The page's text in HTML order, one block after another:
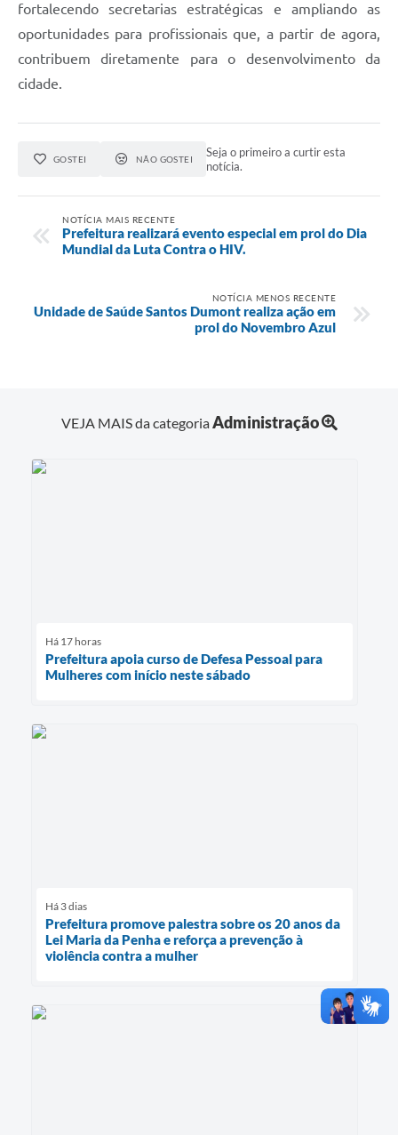
fortalecendo secretarias estratégicas e ampliando as
oportunidades para profissionais que, a partir de agora,
contribuem diretamente para o desenvolvimento da
cidade.
GOSTEI NÃO GOSTEI
Seja o primeiro a curtir esta
notícia.
NOTÍCIA MAIS RECENTE
Prefeitura realizará evento especial em prol do Dia
Mundial da Luta Contra o HIV.
NOTÍCIA MENOS RECENTE
Unidade de Saúde Santos Dumont realiza ação em
prol do Novembro Azul
VEJA MAIS da categoriaAdministração
Há 17 horas
Prefeitura apoia curso de Defesa Pessoal para
Mulheres com início neste sábado
Há 3 dias
Prefeitura promove palestra sobre os 20 anos da
Lei Maria da Penha e reforça a prevenção à
violência contra a mulher